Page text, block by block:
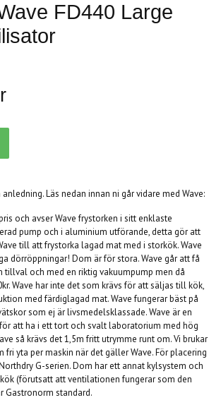
FD440 Large
Läs nedan innan ni går vidare med Wave:
och avser Wave frystorken i sitt enklaste
pump och i aluminium utförande, detta gör att
till att frystorka lagad mat med i storkök. Wave
dörröppningar! Dom är för stora. Wave går att få
och med en riktig vakuumpump men då
Wave har inte det som krävs för att säljas till kök,
med färdiglagad mat. Wave fungerar bäst på
som ej är livsmedelsklassade. Wave är en
att ha i ett tort och svalt laboratorium med hög
så krävs det 1,5m fritt utrymme runt om. Vi brukar
fri yta per maskin när det gäller Wave. För placering
G-serien. Dom har ett annat kylsystem och
(förutsatt att ventilationen fungerar som den
Gastronorm standard.